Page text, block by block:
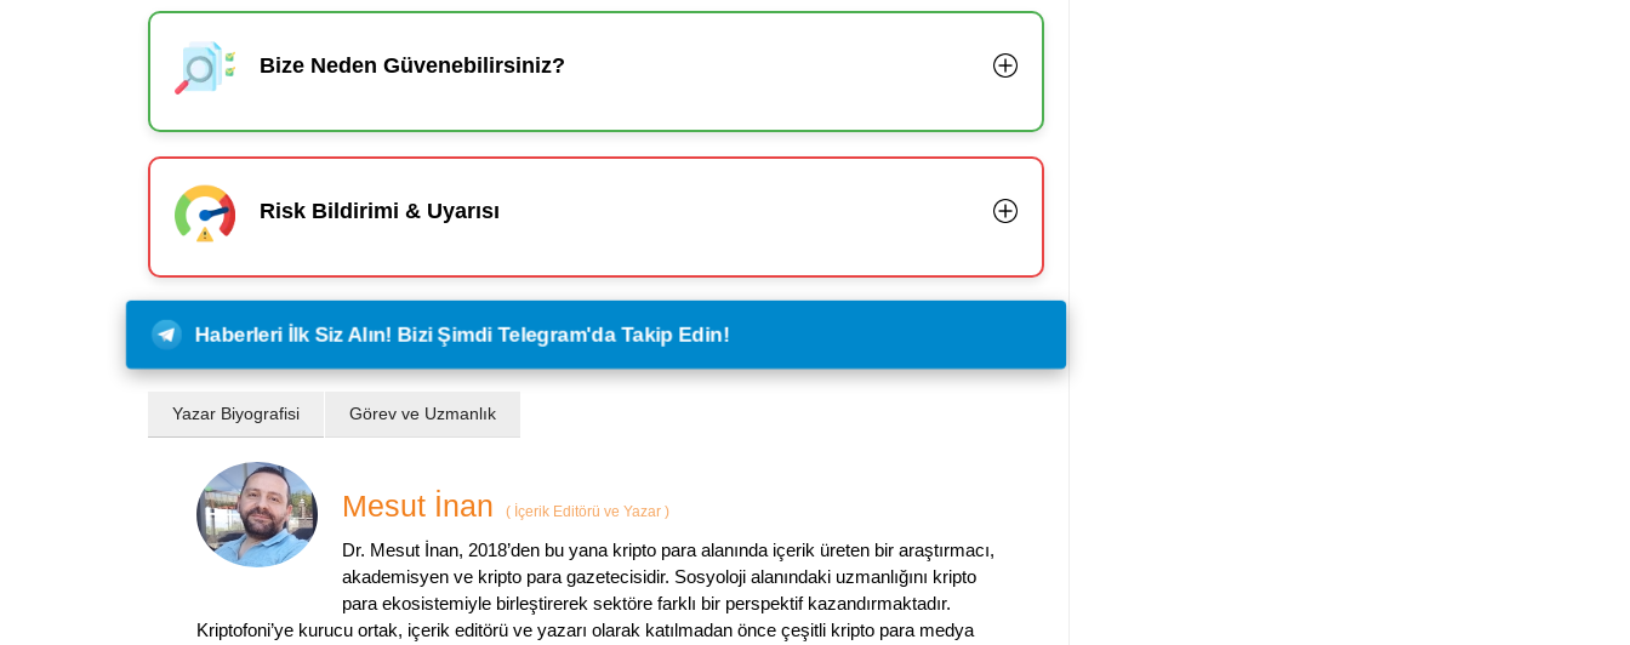
Bize Neden Güvenebilirsiniz?
Risk Bildirimi & Uyarısı
Haberleri İlk Siz Alın! Bizi Şimdi Telegram'da Takip Edin!
Yazar Biyografisi Görev ve Uzmanlık
Mesut İnan ( İçerik Editörü ve Yazar )
Dr. Mesut İnan, 2018’den bu yana kripto para alanında içerik üreten bir araştırmacı,
akademisyen ve kripto para gazetecisidir. Sosyoloji alanındaki uzmanlığını kripto
para ekosistemiyle birleştirerek sektöre farklı bir perspektif kazandırmaktadır.
Kriptofoni’ye kurucu ortak, içerik editörü ve yazarı olarak katılmadan önce çeşitli kripto para medya